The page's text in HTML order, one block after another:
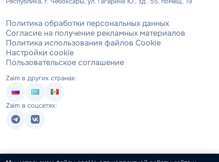
Политика обработки персональных данных
Согласие на получение рекламных материалов
Политика использования файлов Cookie
Настройки cookie
Пользовательское соглашение
Zaim в других странах:
Zaim в соцсетях: